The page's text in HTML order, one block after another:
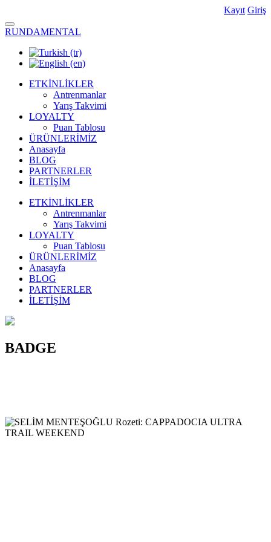
Kayıt Giriş
RUNDAMENTAL
ETKİNLİKLER
Antrenmanlar
Yarış Takvimi
LOYALTY
Puan Tablosu
ÜRÜNLERİMİZ
Anasayfa
BLOG
PARTNERLER
İLETİŞİM
ETKİNLİKLER
Antrenmanlar
Yarış Takvimi
LOYALTY
Puan Tablosu
ÜRÜNLERİMİZ
Anasayfa
BLOG
PARTNERLER
İLETİŞİM
BADGE